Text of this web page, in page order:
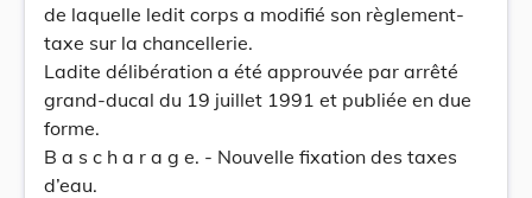
de laquelle ledit corps a modifié son règlement-
taxe sur la chancellerie.
Ladite délibération a été approuvée par arrêté
grand-ducal du 19 juillet 1991 et publiée en due
forme.
B a s c h a r a g e. - Nouvelle fixation des taxes
d’eau.